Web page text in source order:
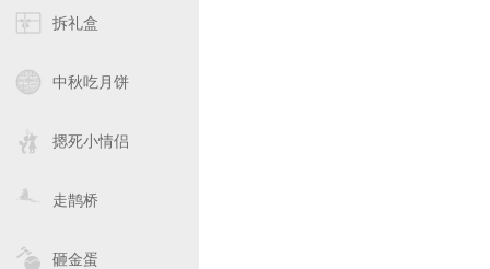
拆礼盒
中秋吃月饼
摁死小情侣
走鹊桥
砸金蛋